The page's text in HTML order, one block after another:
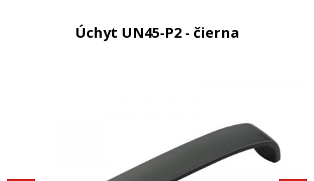
Úchyt UN45-P2 - čierna